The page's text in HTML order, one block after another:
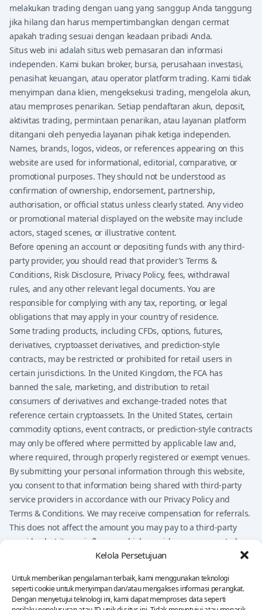
Kelola Persetujuan
Untuk memberikan pengalaman terbaik, kami menggunakan teknologi
seperti cookie untuk menyimpan dan/atau mengakses informasi perangkat.
Dengan menyetujui teknologi ini, kami dapat memproses data seperti
melakukan trading dengan uang yang sanggup Anda tanggung
jika hilang dan harus mempertimbangkan dengan cermat
apakah trading sesuai dengan keadaan pribadi Anda.
Situs web ini adalah situs web pemasaran dan informasi
independen. Kami bukan broker, bursa, perusahaan investasi,
penasihat keuangan, atau operator platform trading. Kami tidak
menyimpan dana klien, mengeksekusi trading, mengelola akun,
atau memproses penarikan. Setiap pendaftaran akun, deposit,
aktivitas trading, permintaan penarikan, atau layanan platform
ditangani oleh penyedia layanan pihak ketiga independen.
Names, brands, logos, videos, or references appearing on this
website are used for informational, editorial, comparative, or
promotional purposes. They should not be understood as
confirmation of ownership, endorsement, partnership,
authorisation, or official status unless clearly stated. Any video
or promotional material displayed on the website may include
actors, staged scenes, or illustrative content.
Before opening an account or depositing funds with any third-
party provider, you should read that provider’s Terms &
Conditions, Risk Disclosure, Privacy Policy, fees, withdrawal
rules, and any other relevant legal documents. You are
responsible for complying with any tax, reporting, or legal
obligations that may apply in your country of residence.
Some trading products, including CFDs, options, futures,
derivatives, cryptoasset derivatives, and prediction-style
contracts, may be restricted or prohibited for retail users in
certain jurisdictions. In the United Kingdom, the FCA has
banned the sale, marketing, and distribution to retail
consumers of derivatives and exchange-traded notes that
reference certain cryptoassets. In the United States, certain
commodity options, event contracts, or prediction-style contracts
may only be offered where permitted by applicable law and,
where required, through properly registered or exempt venues.
By submitting your personal information through this website,
you consent to that information being shared with third-party
service providers in accordance with our Privacy Policy and
Terms & Conditions. We may receive compensation for referrals.
This does not affect the amount you may pay to a third-party
provider, but it may influence which providers are presented on
investment advice, legal advice, tax advice, or a
recommendation to buy, sell, or trade any financial product. You